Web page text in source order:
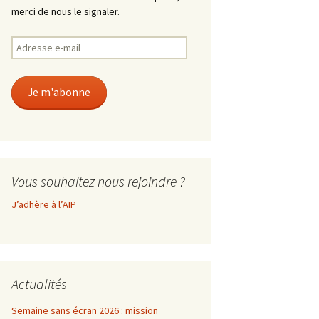
merci de nous le signaler.
Adresse
e-
Je m'abonne
Vous souhaitez nous rejoindre ?
J’adhère à l’AIP
Actualités
Semaine sans écran 2026 : mission